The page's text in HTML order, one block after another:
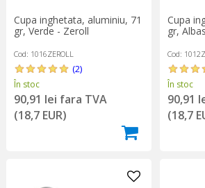
Cupa inghetata, aluminiu, 71
gr, Verde - Zeroll
Cod: 1016ZEROLL
(2)
În stoc
90,91 lei fara TVA
(18,7 EUR)
Cupa
gr,
Cod:
În stoc
90,91
(18,7